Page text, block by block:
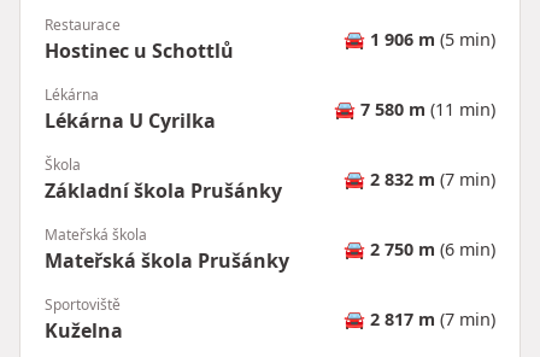
Restaurace
Hostinec u Schottlů 🚘 1 906 m (5 min)
Lékárna
Lékárna U Cyrilka 🚘 7 580 m (11 min)
Škola
Základní škola Prušánky 🚘 2 832 m (7 min)
Mateřská škola
Mateřská škola Prušánky 🚘 2 750 m (6 min)
Sportoviště
Kuželna 🚘 2 817 m (7 min)